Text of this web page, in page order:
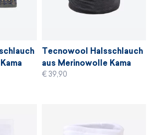
Tecnowool Halsschlauch
aus Merinowolle Kama
S03
€ 39,90